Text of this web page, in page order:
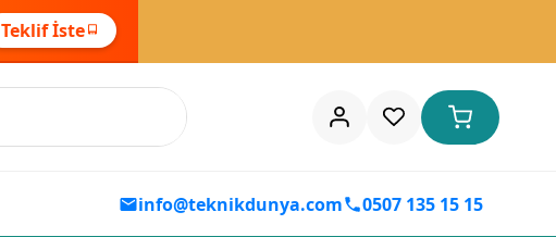
Teklif İste
info@teknikdunya.com 0507 135 15 15